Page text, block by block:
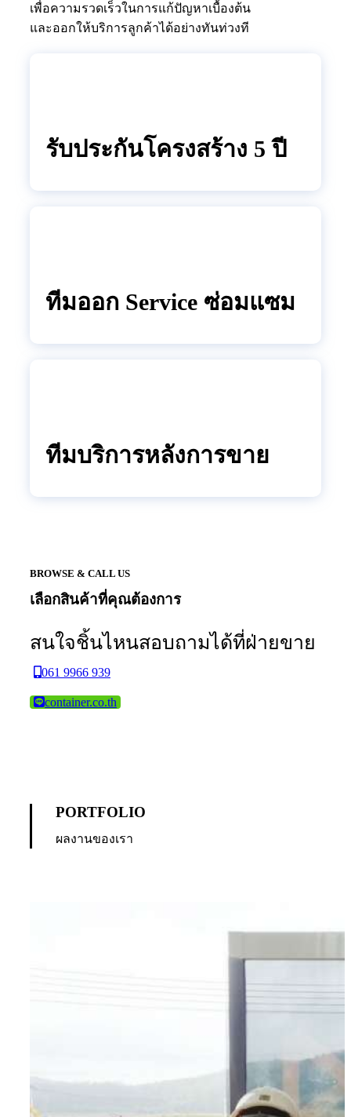
เพื่อความรวดเร็วในการแก้ปัญหาเบื้องต้น
และออกให้บริการลูกค้าได้อย่างทันท่วงที
รับประกันโครงสร้าง 5 ปี
ทีมออก Service ซ่อมแซม
ทีมบริการหลังการขาย
BROWSE & CALL US
เลือกสินค้าที่คุณต้องการ
สนใจชิ้นไหนสอบถามได้ที่ฝ่ายขาย
061 9966 939
container.co.th
PORTFOLIO
ผลงานของเรา